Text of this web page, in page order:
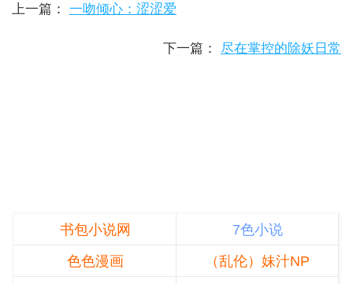
上一篇： 一吻倾心：涩涩爱
下一篇： 尽在掌控的除妖日常
书包小说网
7色小说
色色漫画
（乱伦）妹汁NP